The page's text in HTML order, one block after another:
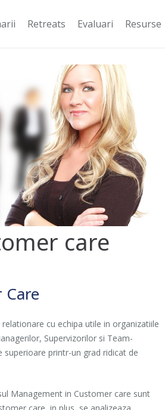
Retreats Evaluari Resurse
care
cu echipa utile in organizatiile
Supervizorilor si Team-
printr-un grad ridicat de
Management in Customer care sunt
care, in plus, se analizeaza